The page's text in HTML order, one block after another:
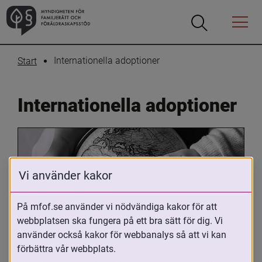
Öppna
Öppna
Menyn
Start Internationella adoptioner
Internationella adoptioner
Oavsett om du är adopterad,
adoptivförälder eller arbetar med
Vi använder kakor
På mfof.se använder vi nödvändiga kakor för att
webbplatsen ska fungera på ett bra sätt för dig. Vi
använder också kakor för webbanalys så att vi kan
förbättra vår webbplats.